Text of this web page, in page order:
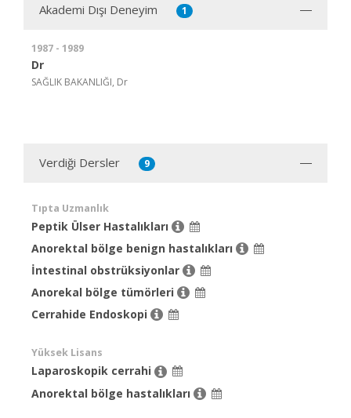
Akademi Dışı Deneyim 1
1987 - 1989
Dr
SAĞLIK BAKANLIĞI, Dr
Verdiği Dersler 9
Tıpta Uzmanlık
Peptik Ülser Hastalıkları
Anorektal bölge benign hastalıkları
İntestinal obstrüksiyonlar
Anorekal bölge tümörleri
Cerrahide Endoskopi
Yüksek Lisans
Laparoskopik cerrahi
Anorektal bölge hastalıkları